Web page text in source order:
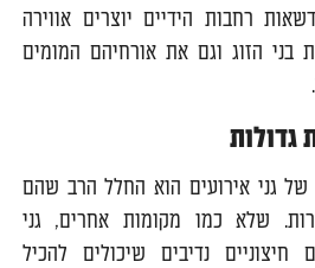
רחבות הידיים יוצרים אווירה
בני הזוג וגם את אורחיהם המומים
גדולות
של גני אירועים הוא החלל הרב שהם
שלא כמו מקומות אחרים, גני
חיצוניים נדיבים שיכולים להכיל